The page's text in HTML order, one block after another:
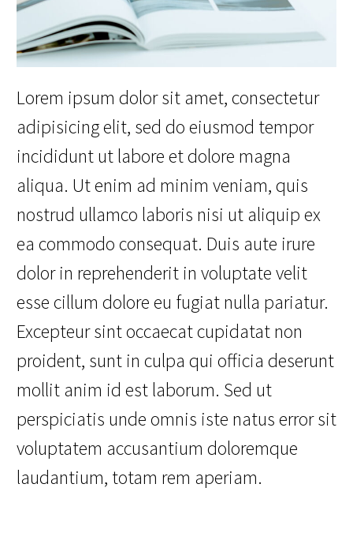
Lorem ipsum dolor sit amet, consectetur
adipisicing elit, sed do eiusmod tempor
incididunt ut labore et dolore magna
aliqua. Ut enim ad minim veniam, quis
nostrud ullamco laboris nisi ut aliquip ex
ea commodo consequat. Duis aute irure
dolor in reprehenderit in voluptate velit
esse cillum dolore eu fugiat nulla pariatur.
Excepteur sint occaecat cupidatat non
proident, sunt in culpa qui officia deserunt
mollit anim id est laborum. Sed ut
perspiciatis unde omnis iste natus error sit
voluptatem accusantium doloremque
laudantium, totam rem aperiam.